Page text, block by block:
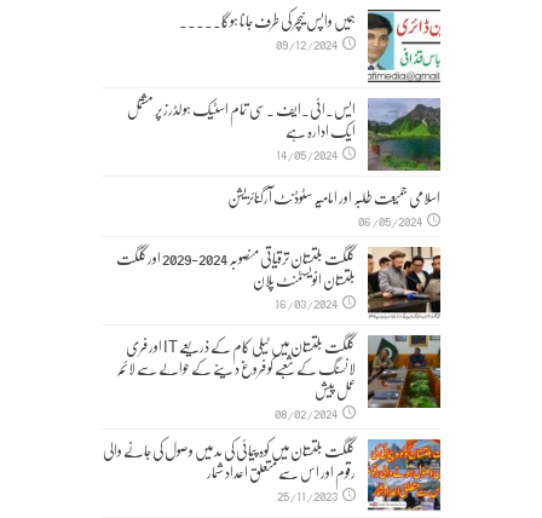
ہمیں واپس نیچر کی طرف جانا ہوگا۔۔۔۔۔
09/12/2024
ایس۔ائی۔ایف ۔سی تمام اسٹیک ہولڈرز پر مشتمل
ایک ادارہ ہے
14/05/2024
اسلامی جمیعت طلبہ اور امامیہ سٹوڈنٹ آرگنائزیشن
06/05/2024
گلگت بلتستان ترقیاتی منصوبہ 2024-2029 اورگلگت
بلتستان انویسٹمنٹ پلان
16/03/2024
گلگت بلتستان میں ٹیلی کام کے ذریعے IT اور فری
لانسنگ کے شعبے کو فروغ دینے کے حوالے سے لائحہ
عمل پیش
08/02/2024
گلگت بلتستان میں کوہ پیمائی کی مد میں وصول کی جانے والی
رقوم اور اس سے متعلق اعداد شمار
25/11/2023